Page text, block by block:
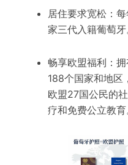
居住要求宽松：
家三代入籍葡萄牙
畅享欧盟福利：
188个国家和地区
欧盟27国公民的
疗和免费公立教育